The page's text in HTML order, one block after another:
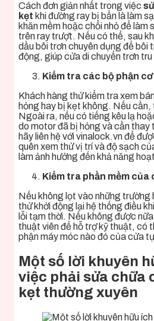
Cách đơn giản nhất trong việc
kẹt khi đường ray bị bẩn là làm
khăn mềm hoặc chổi nhỏ để làm
trên ray trượt. Nếu có thể, sau
dầu bôi trơn chuyên dụng để bôi
động, giúp cửa di chuyển trơn tru
Kiểm tra các bộ phận
Khách hàng thử kiểm tra xem
hỏng hay bị kẹt không. Nếu cần,
Ngoài ra, nếu có tiếng kêu lạ
do motor đã bị hỏng và cần thay
hãy liên hệ với vinalock.vn để
quên xem thử vị trí và độ sạch
làm ảnh hưởng đến khả năng
Kiểm tra phần mềm của
Nếu không lọt vào những trường
thử khởi động lại hệ thống điều
lỗi tạm thời. Nếu không được
thuật viên để hỗ trợ kỹ thuật, có
phận máy móc nào đó của cửa
Một số lời khuyên
việc phải sửa chữa
kẹt thường xuyên